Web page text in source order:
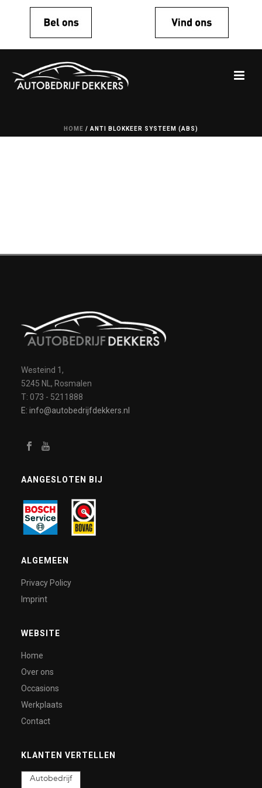
HOME / ANTI BLOKKEER SYSTEEM (ABS)
Westeind 1,
5245 NL, Rosmalen
T: 073 - 5211888
E: info@autobedrijfdekkers.nl
AANGESLOTEN BIJ
ALGEMEEN
Privacy Policy
Imprint
WEBSITE
Home
Over ons
Occasions
Werkplaats
Contact
KLANTEN VERTELLEN
Autobedrijf